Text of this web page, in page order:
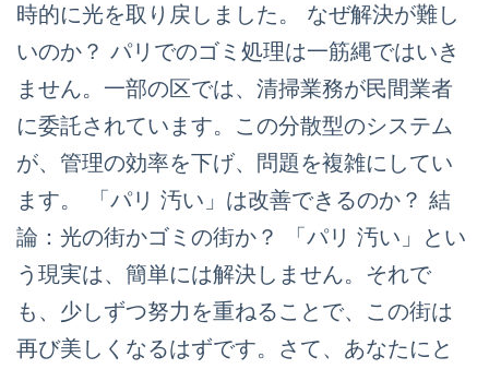
時的に光を取り戻しました。 なぜ解決が難し
いのか？ パリでのゴミ処理は一筋縄ではいき
ません。一部の区では、清掃業務が民間業者
に委託されています。この分散型のシステム
が、管理の効率を下げ、問題を複雑にしてい
ます。 「パリ 汚い」は改善できるのか？ 結
論：光の街かゴミの街か？ 「パリ 汚い」とい
う現実は、簡単には解決しません。それで
も、少しずつ努力を重ねることで、この街は
再び美しくなるはずです。さて、あなたにと